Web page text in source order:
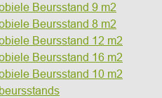
Beursstand 9 m2
Beursstand 8 m2
Beursstand 12 m2
Beursstand 16 m2
Beursstand 10 m2